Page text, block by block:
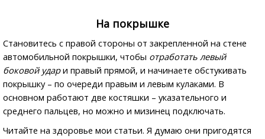
На покрышке
Становитесь с правой стороны от закрепленной на стене
автомобильной покрышки, чтобы отработать левый
боковой удари правый прямой, и начинаете обстукивать
покрышку – по очереди правым и левым кулаками. В
основном работают две костяшки – указательного и
среднего пальцев, но можно и мизинец подключать.
Читайте на здоровье мои статьи. Я думаю они пригодятся